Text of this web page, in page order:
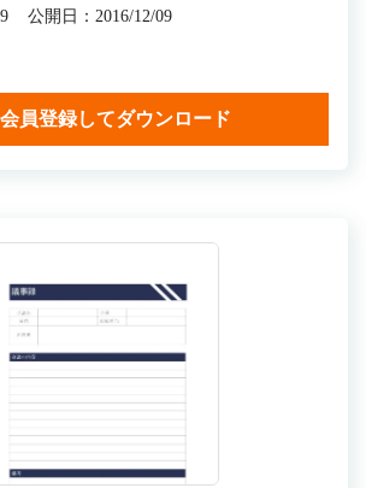
公開日：2016/12/09
員登録してダウンロード